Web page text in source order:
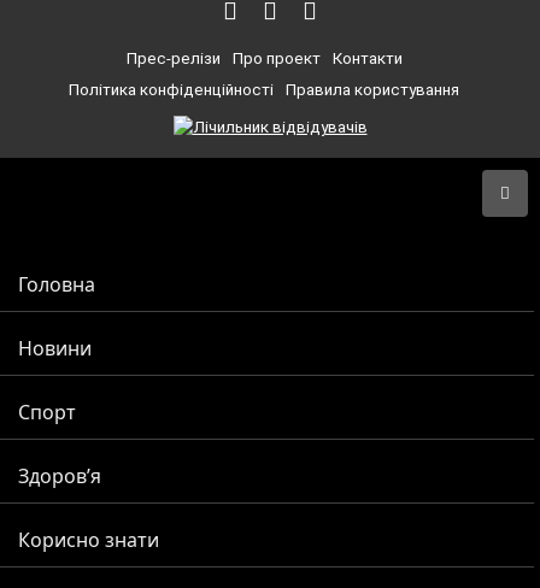
Прес-релізи Про проект
Контакти
Політика конфіденційності
Правила користування
Головна
Новини
Спорт
Здоров’я
Корисно знати